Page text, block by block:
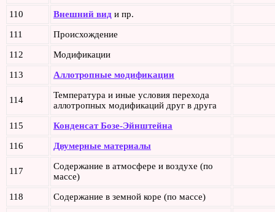
110 Внешний вид и пр.
111 Происхождение
112 Модификации
113 Аллотропные модификации
114
Температура и иные условия перехода
аллотропных модификаций друг в друга
115 Конденсат Бозе-Эйнштейна
116 Двумерные материалы
117
Содержание в атмосфере и воздухе (по
массе)
118 Содержание в земной коре (по массе)